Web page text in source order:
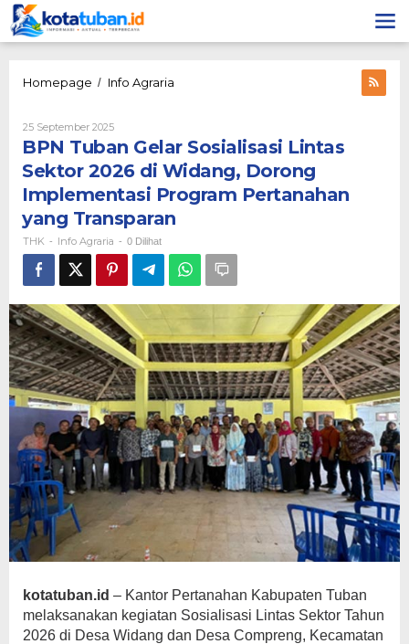
Lewati
ke
konten
Homepage / Info Agraria
Lintas
Sektor
2026
di
Widang,
Dorong
Program
Pertanahan
25 September 2025Oleh
BPN Tuban Gelar Sosialisasi Lintas
Sektor 2026 di Widang, Dorong
Implementasi Program Pertanahan
yang Transparan
THK - Info Agraria - 0 Dilihat
kotatuban.id – Kantor Pertanahan Kabupaten Tuban
melaksanakan kegiatan Sosialisasi Lintas Sektor Tahun
2026 di Desa Widang dan Desa Compreng, Kecamatan